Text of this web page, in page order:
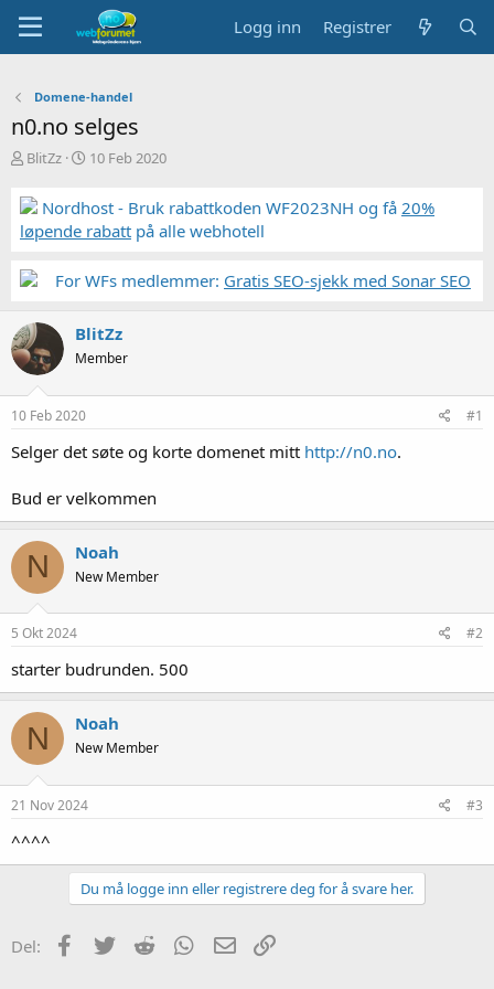
Logg inn Registrer
Domene-handel
n0.no selges
T
å
d
s
a
e
r
BlitZz
S
r
t
a
10 Feb 2020
Nordhost - Bruk rabattkoden WF2023NH og få 20%
løpende rabatt på alle webhotell
For WFs medlemmer: Gratis SEO-sjekk med Sonar SEO
BlitZz
Member
10 Feb 2020 #1
Selger det søte og korte domenet mitt http://n0.no.
Bud er velkommen
N Noah
New Member
5 Okt 2024 #2
starter budrunden. 500
N Noah
New Member
21 Nov 2024 #3
^^^^
Du må logge inn eller registrere deg for å svare her.
Del: Facebook
Twitter Reddit WhatsApp
E-post